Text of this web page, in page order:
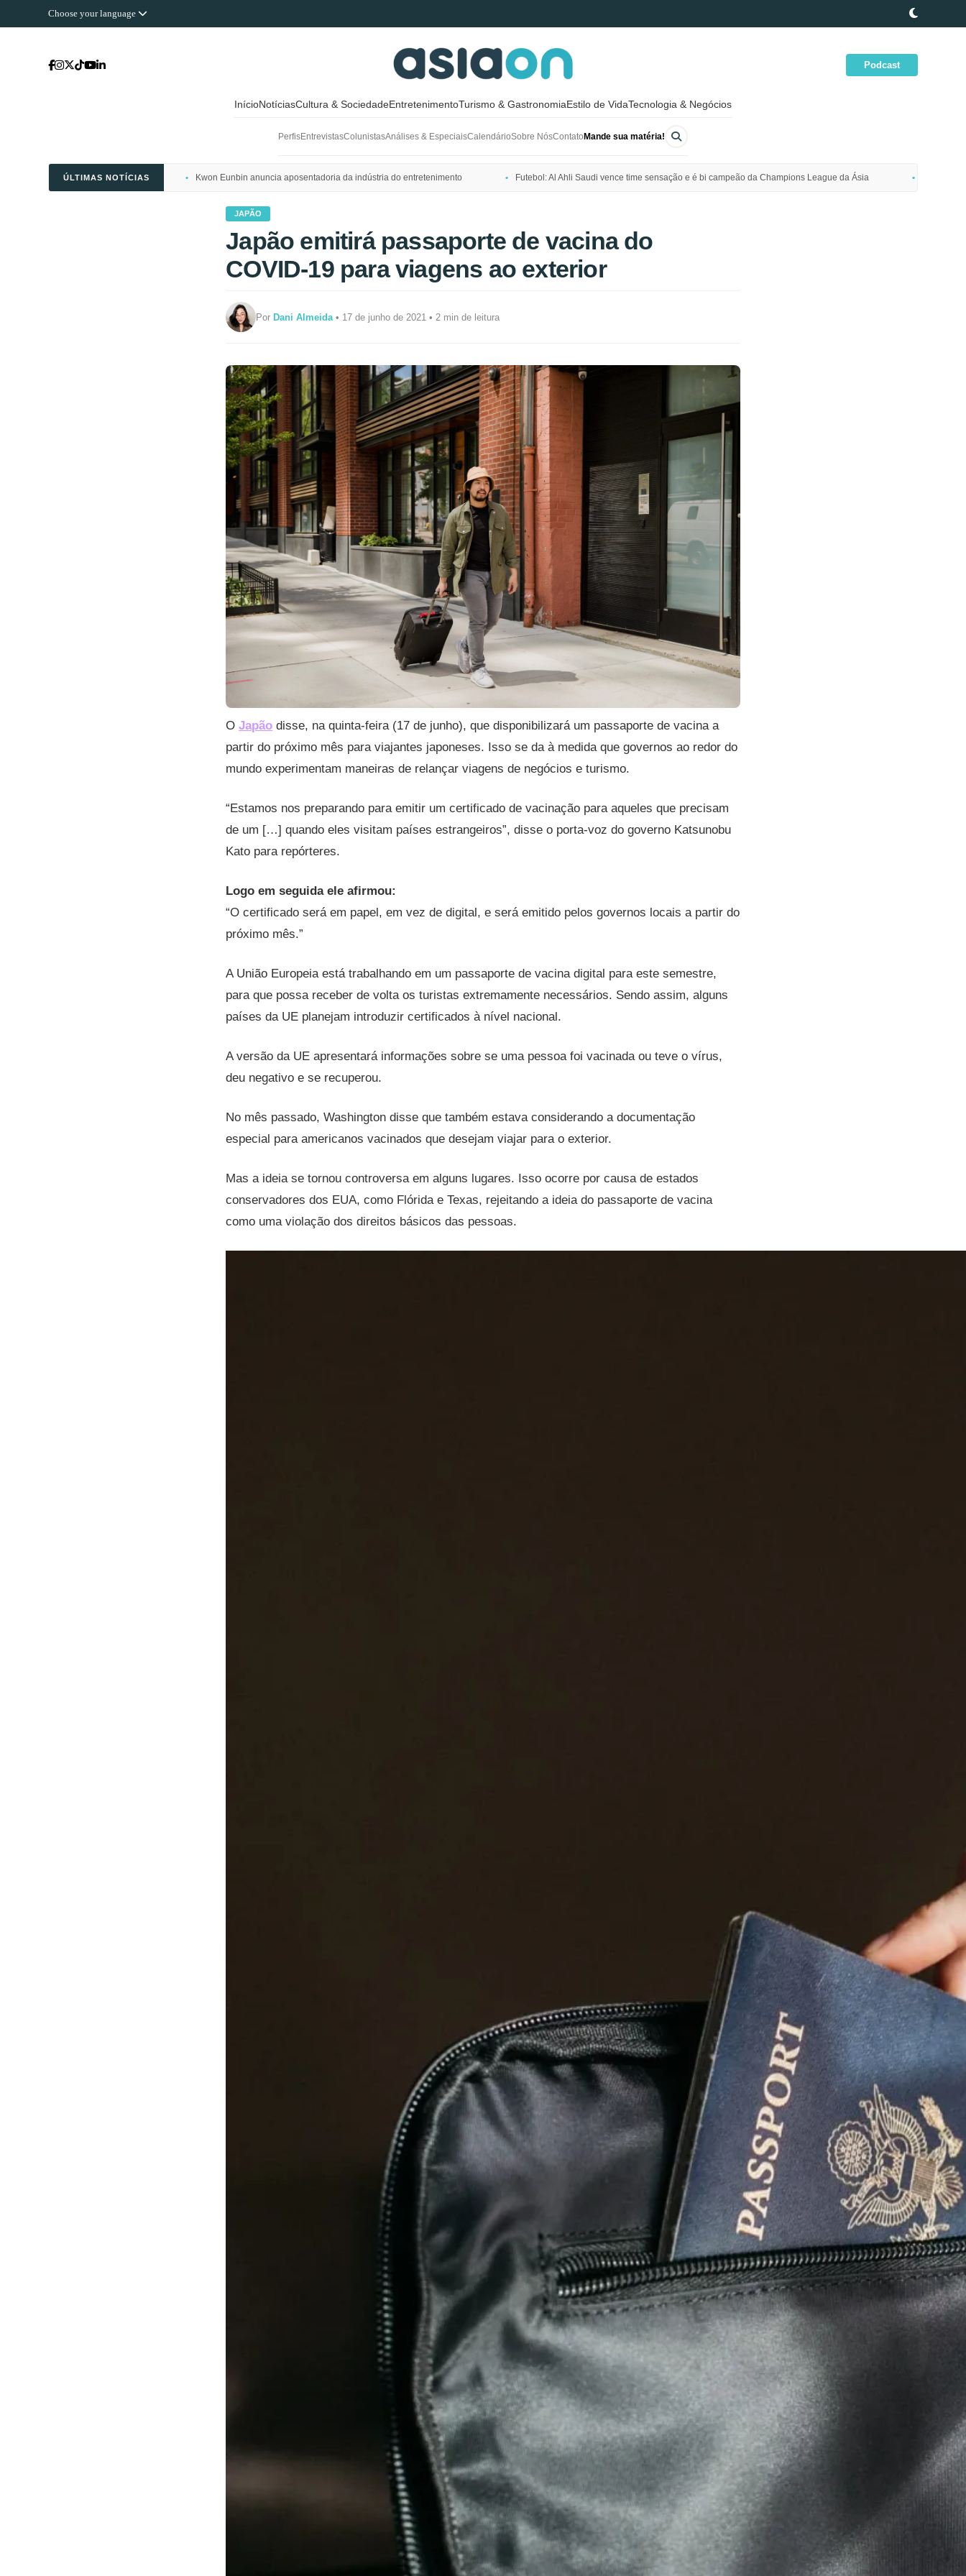
Choose your language
Podcast
InícioNotíciasCultura & SociedadeEntretenimentoTurismo & GastronomiaEstilo de VidaTecnologia & Negócios
PerfisEntrevistasColunistasAnálises & EspeciaisCalendárioSobre NósContato Mande sua matéria!
ÚLTIMAS NOTÍCIAS Kwon Eunbin anuncia aposentadoria da indústria do entretenimento Futebol: Al Ahli Saudi vence time sensação e é bi campeão da Champions League da Ásia
JAPÃO
Japão emitirá passaporte de vacina do
COVID-19 para viagens ao exterior
PorDani Almeida • 17 de junho de 2021 • 2 min de leitura
OJapão disse, na quinta-feira (17 de junho), que disponibilizará um passaporte de vacina a
partir do próximo mês para viajantes japoneses. Isso se da à medida que governos ao redor do
mundo experimentam maneiras de relançar viagens de negócios e turismo.
“Estamos nos preparando para emitir um certificado de vacinação para aqueles que precisam
de um […] quando eles visitam países estrangeiros”, disse o porta-voz do governo Katsunobu
Kato para repórteres.
Logo em seguida ele afirmou:
“O certificado será em papel, em vez de digital, e será emitido pelos governos locais a partir do
próximo mês.”
A União Europeia está trabalhando em um passaporte de vacina digital para este semestre,
para que possa receber de volta os turistas extremamente necessários. Sendo assim, alguns
países da UE planejam introduzir certificados à nível nacional.
A versão da UE apresentará informações sobre se uma pessoa foi vacinada ou teve o vírus,
deu negativo e se recuperou.
No mês passado, Washington disse que também estava considerando a documentação
especial para americanos vacinados que desejam viajar para o exterior.
Mas a ideia se tornou controversa em alguns lugares. Isso ocorre por causa de estados
conservadores dos EUA, como Flórida e Texas, rejeitando a ideia do passaporte de vacina
como uma violação dos direitos básicos das pessoas.